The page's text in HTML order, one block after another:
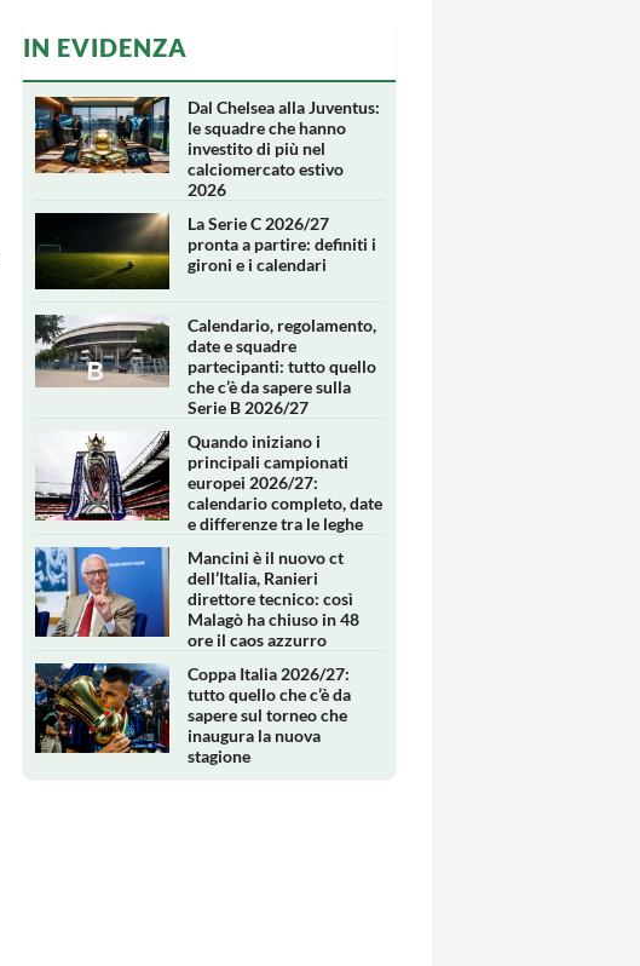
IN EVIDENZA
Dal Chelsea alla Juventus:
le squadre che hanno
investito di più nel
calciomercato estivo
2026
La Serie C 2026/27
pronta a partire: definiti i
gironi e i calendari
Calendario, regolamento,
date e squadre
partecipanti: tutto quello
che c’è da sapere sulla
Serie B 2026/27
Quando iniziano i
principali campionati
europei 2026/27:
calendario completo, date
e differenze tra le leghe
Mancini è il nuovo ct
dell’Italia, Ranieri
direttore tecnico: così
Malagò ha chiuso in 48
ore il caos azzurro
Coppa Italia 2026/27:
tutto quello che c’è da
sapere sul torneo che
inaugura la nuova
stagione